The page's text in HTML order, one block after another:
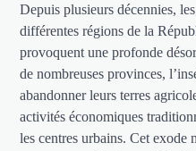
Depuis plusieurs décennies,
différentes régions de la
provoquent une profonde
de nombreuses provinces,
abandonner leurs terres
activités économiques
les centres urbains. Cet exode